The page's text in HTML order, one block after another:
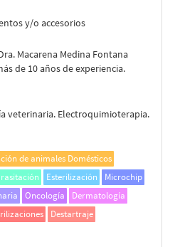
y/o accesorios
Macarena Medina Fontana
de 10 años de experiencia.
veterinaria. Electroquimioterapia.
de animales Domésticos
Esterilización
Microchip
Oncología
Dermatología
Destartraje